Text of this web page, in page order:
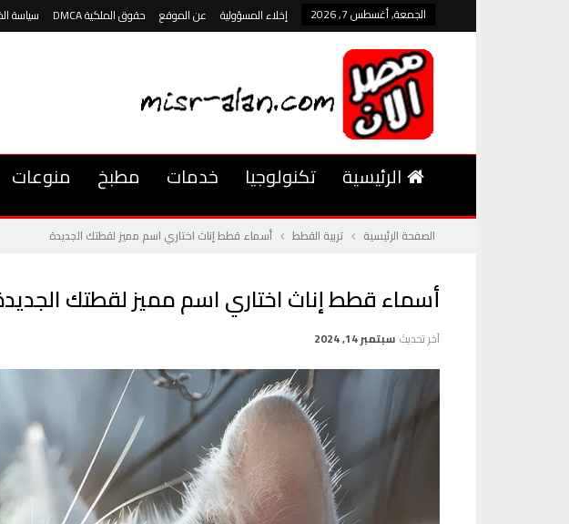
الجمعة, أغسطس 7, 2026 إخلاء المسؤولية عن الموقع حقوق الملكية DMCA سياسة
الرئيسية تكنولوجيا خدمات مطبخ منوعات
الصفحة الرئيسية تربية القطط أسماء قطط إناث اختاري اسم مميز لقطتك الجديدة
أسماء قطط إناث اختاري اسم مميز لقطتك
آخر تحديث سبتمبر 14, 2024